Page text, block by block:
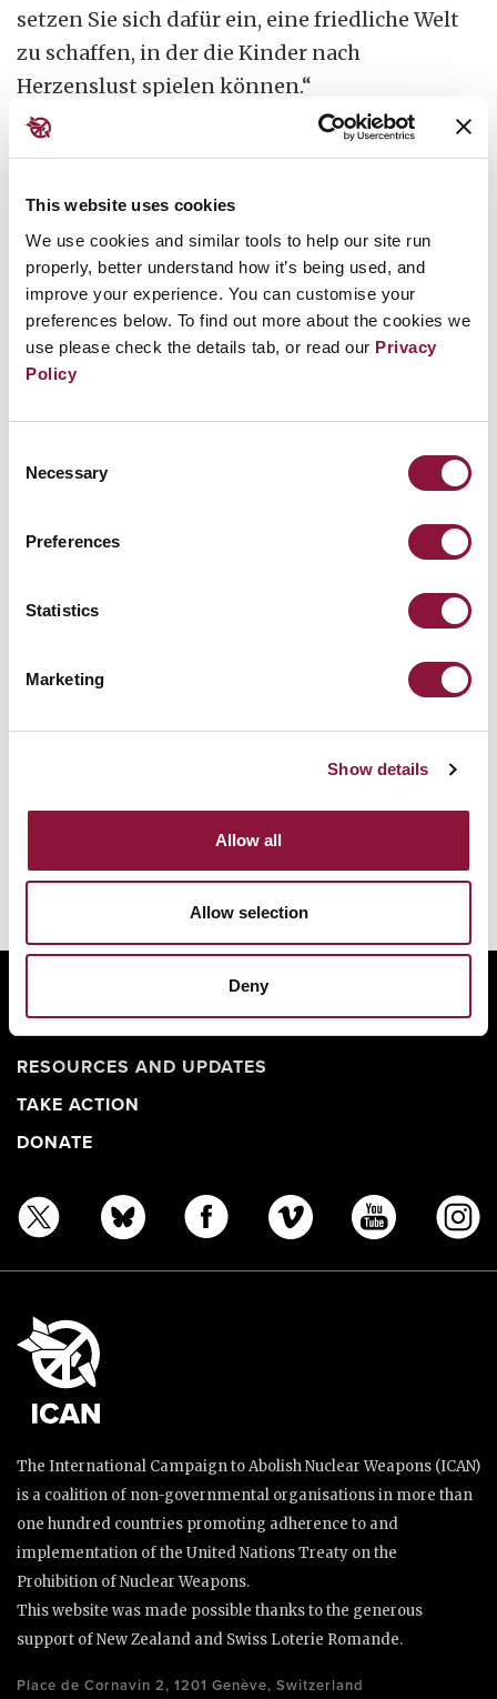
This website uses cookies
We use cookies and similar tools to help our site run
properly, better understand how it’s being used, and
improve your experience. You can customise your
preferences below. To find out more about the cookies we
use please check the details tab, or read our Privacy
Policy
Selection
Necessary
Preferences
Statistics
Marketing
Show details
Allow all
Allow selection
Deny
setzen Sie sich dafür ein, eine friedliche Welt
zu schaffen, in der die Kinder nach
Herzenslust spielen können.“
Shinichis verbranntes Dreirad ist jetzt
ausgestellt und eine darauf basierende
Skulpturkann im Internationalen Rotkreuz-
und Rothalbmondmuseum in Genf gefunden
werden.
Es ist zu einem bewegenden Symbol des
RESOURCES AND UPDATES
TAKE ACTION
DONATE
The International Campaign to Abolish Nuclear Weapons (ICAN)
is a coalition of non-governmental organisations in more than
one hundred countries promoting adherence to and
implementation of the United Nations Treaty on the
Prohibition of Nuclear Weapons.
This website was made possible thanks to the generous
support of New Zealand and Swiss Loterie Romande.
Place de Cornavin 2, 1201 Genève, Switzerland